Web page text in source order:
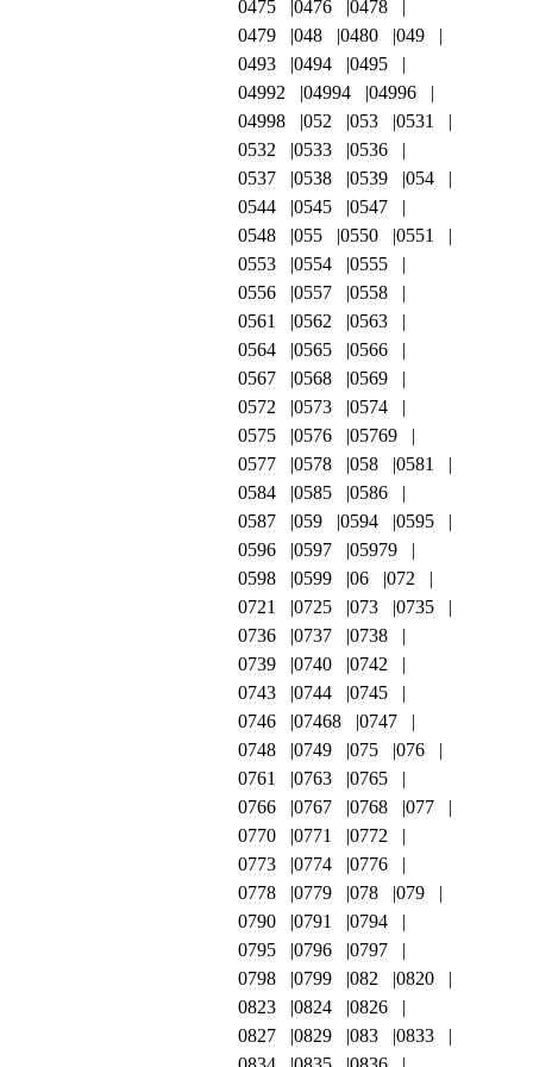
0475 0476
0478
0479
048 0480
049
0493
0494
0495
04992
04994
04996
04998
052 053
0531
0532
0533
0536
0537
0538 0539
054
0544
0545
0547
0548
055 0550
0551
0553
0554
0555
0556
0557
0558
0561
0562
0563
0564
0565
0566
0567
0568
0569
0572
0573
0574
0575
0576
05769
0577
0578 058
0581
0584
0585
0586
0587
059 0594
0595
0596
0597
05979
0598
0599 06
072
0721
0725 073
0735
0736
0737
0738
0739
0740
0742
0743
0744
0745
0746
07468
0747
0748
0749 075
076
0761
0763
0765
0766
0767 0768
077
0770
0771
0772
0773
0774
0776
0778
0779 078
079
0790
0791
0794
0795
0796
0797
0798
0799 082
0820
0823
0824
0826
0827
0829 083
0833